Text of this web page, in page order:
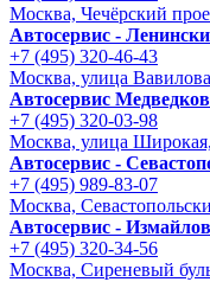
Москва, Чечёрский
Автосервис -
+7 (495) 320-46-43
Москва, улица
Автосервис
+7 (495) 320-03-98
Москва, улица
Автосервис -
+7 (495) 989-83-07
Москва,
Автосервис -
+7 (495) 320-34-56
Москва, Сиреневый